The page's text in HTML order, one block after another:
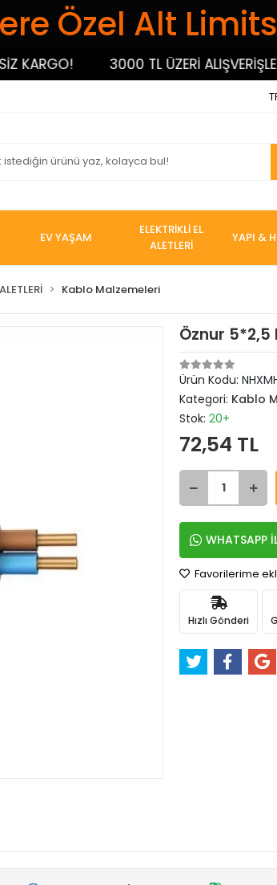
Özel Alt
3000 TL ÜZERİ
EV YAŞAM
ELEKTRİKLİ EL
ALETLERİ
YAPI &
Kablo Malzemeleri
Öznur 5*2,5
Ürün Kodu:
Kategori: Kablo
Stok: 20+
72,54 TL
WHATSAPP
Favorilerime
Hızlı Gönderi